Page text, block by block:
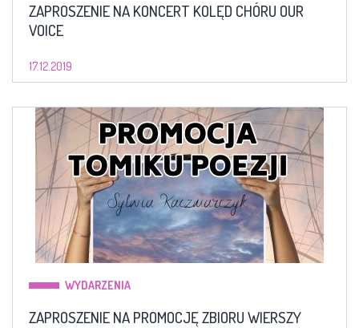
ZAPROSZENIE NA KONCERT KOLĘD CHÓRU OUR
VOICE
17.12.2019
WYDARZENIA
ZAPROSZENIE NA PROMOCJĘ ZBIORU WIERSZY